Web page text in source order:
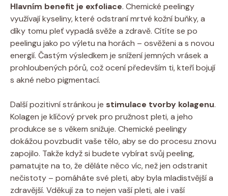
Hlavním benefit je exfoliace. Chemické peelingy
využívají kyseliny, které odstraní mrtvé kožní buňky, a
díky tomu pleť vypadá svěže a zdravě. Cítíte se po
peelingu jako po výletu na horách – osvěženi a s novou
energií. Častým výsledkem je snížení jemných vrásek a
prohloubených pórů, což ocení především ti, kteří bojují
s akné nebo pigmentací.
Další pozitivní stránkou je stimulace tvorby kolagenu.
Kolagen je klíčový prvek pro pružnost pleti, a jeho
produkce se s věkem snižuje. Chemické peelingy
dokážou povzbudit vaše tělo, aby se do procesu znovu
zapojilo. Takže když si budete vybírat svůj peeling,
pamatujte na to, že děláte něco víc, než jen odstranit
nečistoty – pomáháte své pleti, aby byla mladistvější a
zdravější. Vděkují za to nejen vaší pleti, ale i vaší